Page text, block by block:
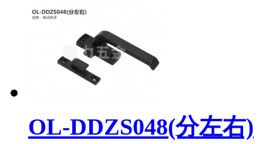
OL-DDZS048(分左右)